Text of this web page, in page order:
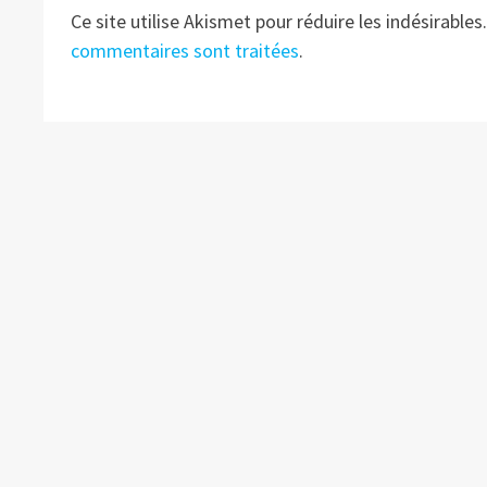
Ce site utilise Akismet pour réduire les indésirables.
commentaires sont traitées.